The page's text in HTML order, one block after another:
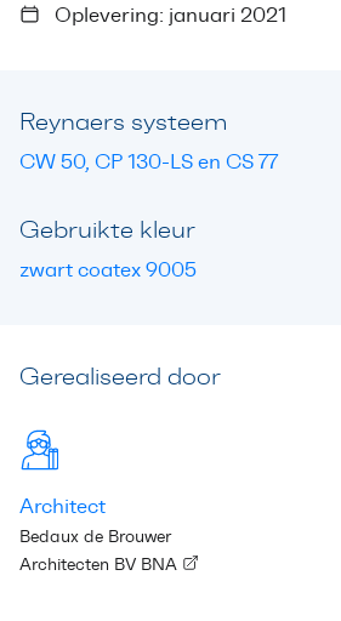
Oplevering: januari 2021
Reynaers systeem
CW 50, CP 130-LS en CS 77
Gebruikte kleur
zwart coatex 9005
Gerealiseerd door
Architect
Bedaux de Brouwer
Architecten BV BNA